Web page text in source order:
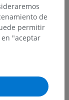
de
permitir
"aceptar